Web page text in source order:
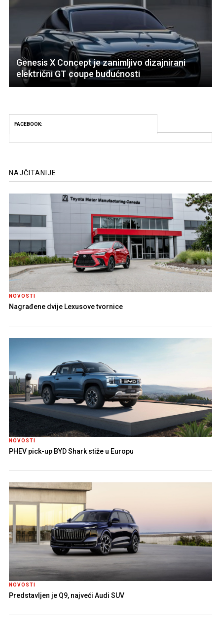
Genesis X Concept je zanimljivo dizajnirani
električni GT coupe budućnosti
FACEBOOK:
NAJČITANIJE
NOVOSTI
Nagrađene dvije Lexusove tvornice
NOVOSTI
PHEV pick-up BYD Shark stiže u Europu
NOVOSTI
Predstavljen je Q9, najveći Audi SUV